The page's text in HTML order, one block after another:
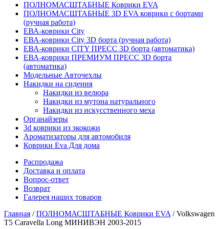
ПОЛНОМАСШТАБНЫЕ Коврики EVA
ПОЛНОМАСШТАБНЫЕ 3D EVA коврики с бортами
(ручная работа)
ЕВА-коврики City
ЕВА-коврики City 3D борта (ручная работа)
ЕВА-коврики CITY ПРЕСС 3D борта (автоматика)
ЕВА-коврики ПРЕМИУМ ПРЕСС 3D борта
(автоматика)
Модельные Авточехлы
Накидки на сидения
Накидки из велюра
Накидки из мутона натурального
Накидки из искусственного меха
Органайзеры
3d коврики из экокожи
Ароматизаторы для автомобиля
Коврики Eva Для дома
Распродажа
Доставка и оплата
Вопрос-ответ
Возврат
Галерея наших товаров
Главная /ПОЛНОМАСШТАБНЫЕ Коврики EVA / Volkswagen
T5 Caravella Long МИНИВЭН 2003-2015